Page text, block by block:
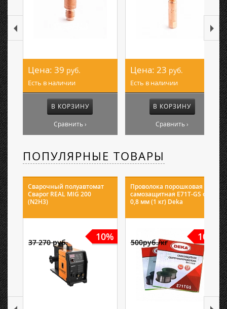
Цена: 39 руб.
Есть в наличии
В КОРЗИНУ
Сравнить ›
Цена: 23 руб.
Есть в наличии
В КОРЗИНУ
Сравнить ›
ПОПУЛЯРНЫЕ ТОВАРЫ
Сварочный полуавтомат
Сварог REAL MIG 200
(N2H3)
10%
37 270 руб.
Проволока порошковая
самозащитная E71T-GS ф
0,8 мм (1 кг) Deka
10%
500руб./кг